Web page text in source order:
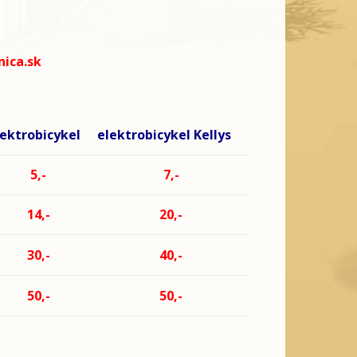
elektrobicykel Kellys
5,- 7,-
14,- 20,-
30,- 40,-
50,- 50,-